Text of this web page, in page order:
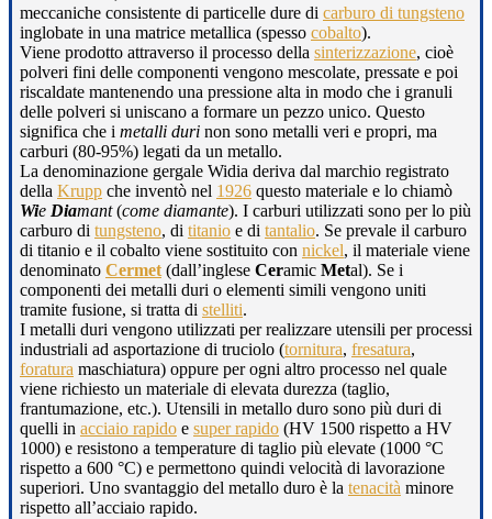
meccaniche consistente di particelle dure di carburo di tungsteno
inglobate in una matrice metallica (spesso cobalto).
Viene prodotto attraverso il processo della sinterizzazione, cioè
polveri fini delle componenti vengono mescolate, pressate e poi
riscaldate mantenendo una pressione alta in modo che i granuli
delle polveri si uniscano a formare un pezzo unico. Questo
significa che i metalli duri non sono metalli veri e propri, ma
carburi (80-95%) legati da un metallo.
La denominazione gergale Widia deriva dal marchio registrato
della Krupp che inventò nel 1926 questo materiale e lo chiamò
Wie Diamant(come diamante). I carburi utilizzati sono per lo più
carburo di tungsteno, di titanio e di tantalio. Se prevale il carburo
di titanio e il cobalto viene sostituito con nickel, il materiale viene
denominato Cermet (dall’inglese Ceramic Metal). Se i
componenti dei metalli duri o elementi simili vengono uniti
tramite fusione, si tratta di stelliti.
I metalli duri vengono utilizzati per realizzare utensili per processi
industriali ad asportazione di truciolo (tornitura, fresatura,
foratura maschiatura) oppure per ogni altro processo nel quale
viene richiesto un materiale di elevata durezza (taglio,
frantumazione, etc.). Utensili in metallo duro sono più duri di
quelli in acciaio rapido e super rapido (HV 1500 rispetto a HV
1000) e resistono a temperature di taglio più elevate (1000 °C
rispetto a 600 °C) e permettono quindi velocità di lavorazione
superiori. Uno svantaggio del metallo duro è la tenacità minore
rispetto all’acciaio rapido.